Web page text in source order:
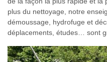
plus du nettoyage, notre
démoussage, hydrofuge et
déplacements, études… sont